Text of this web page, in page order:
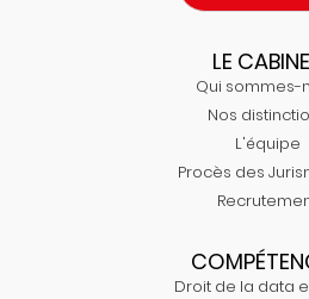
LE
Qui sommes-
Nos
L'équipe
Procès des
Droit de la data